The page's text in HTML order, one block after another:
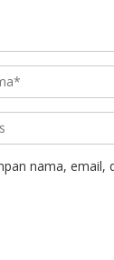
nama, email,